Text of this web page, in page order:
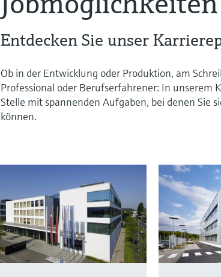
Entdecken Sie unser
Ob in der Entwicklung oder Produktion, am
Professional oder Berufserfahrener: In unserem
Stelle mit spannenden Aufgaben, bei denen Sie
können.